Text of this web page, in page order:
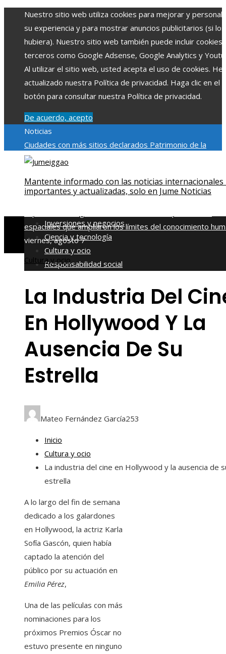
Nuestro sitio web utiliza cookies para mejorar y
su experiencia y para mostrar anuncios publicitarios (si los
hubiera). Nuestro sitio web también puede incluir cookies
terceros como Google Adsense, Google Analytics y
Al utilizar el sitio web, usted acepta el uso de cookies.
actualizado nuestra Política de privacidad. Haga clic en el
botón para consultar nuestra Política de privacidad.
De acuerdo, acepto
Noticias
Ciudades con más sitios declarados Patrimonio de la
Humanidad y su importancia
la inversión productiva y reducir la fragmentación
en Bosnia y Herzegovina
La gran depresión de 1929 y su
espaciales que ampliaron los límites del conocimiento
viernes, agosto 7
Mantente informado con las noticias internacionales
importantes y actualizadas, solo en Jume Noticias
Inversiones y negocios
Ciencia y tecnología
Cultura y ocio
Responsabilidad social
Cultura y ocio
La Industria Del
En Hollywood Y La
Ausencia De Su
Estrella
Mateo Fernández García253
Inicio
Cultura y ocio
La industria del cine en Hollywood y la ausencia de
estrella
A lo largo del fin de semana
dedicado a los galardones
en Hollywood, la actriz Karla
Sofía Gascón, quien había
captado la atención del
público por su actuación en
Emilia Pérez,
Una de las películas con más
nominaciones para los
próximos Premios Óscar no
estuvo presente en ninguno